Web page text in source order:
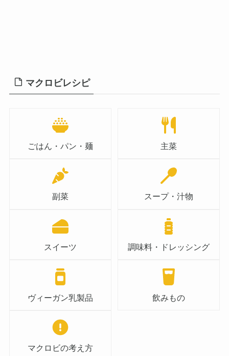
マクロビレシピ
ごはん・パン・麺 主菜
副菜 スープ・汁物
スイーツ 調味料・ドレッシング
ヴィーガン乳製品 飲みもの
マクロビの考え方